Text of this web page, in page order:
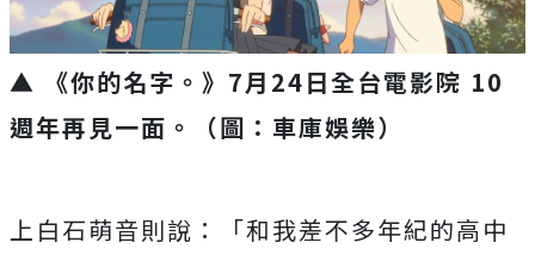
▲ 《你的名字。》7月24日全台電影院 10
週年再見一面。
（圖：車庫娛樂）
上白石萌音則說：「和我差不多年紀的高中